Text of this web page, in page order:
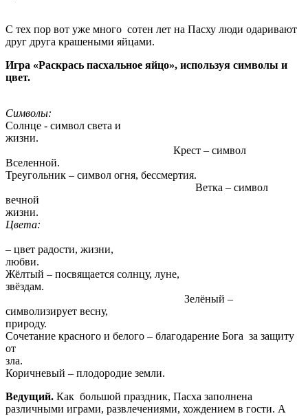
С тех пор вот уже много сотен лет на Пасху люди одаривают
друг друга крашеными яйцами.
Игра «Раскрась пасхальное яйцо», используя символы и
цвет.
Солнце - символ света и
жизни.
Крест – символ
Треугольник – символ огня, бессмертия.
Ветка – символ
вечной
Цвета:
– цвет радости, жизни,
Жёлтый – посвящается солнцу, луне,
звёздам.
Зелёный –
символизирует весну,
Сочетание красного и белого – благодарение Бога за защиту
от
Коричневый – плодородие земли.
Ведущий. Как большой праздник, Пасха заполнена
различными играми, развлечениями, хождением в гости. А